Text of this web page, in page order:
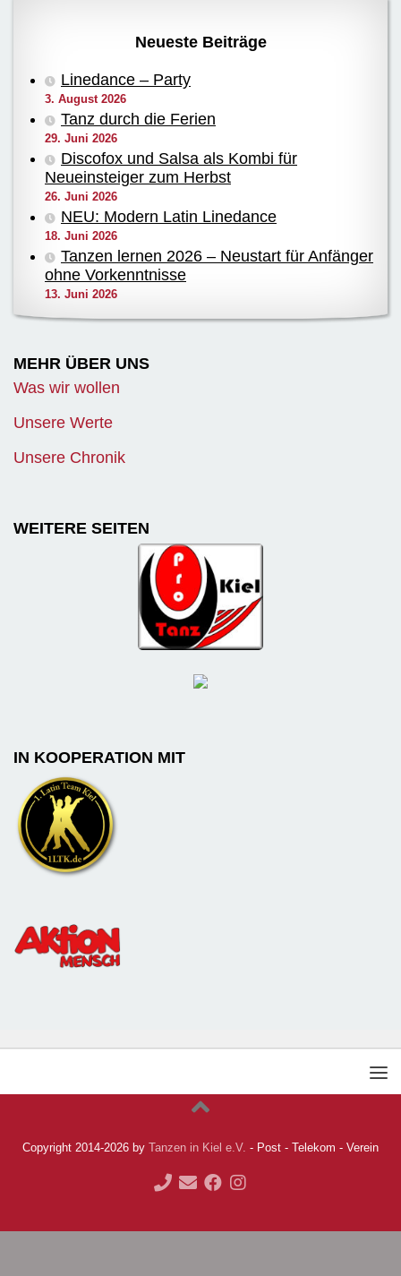
Neueste Beiträge
Linedance – Party
3. August 2026
Tanz durch die Ferien
29. Juni 2026
Discofox und Salsa als Kombi für
Neueinsteiger zum Herbst
26. Juni 2026
NEU: Modern Latin Linedance
18. Juni 2026
Tanzen lernen 2026 – Neustart für Anfänger
ohne Vorkenntnisse
13. Juni 2026
MEHR ÜBER UNS
Was wir wollen
Unsere Werte
Unsere Chronik
WEITERE SEITEN
IN KOOPERATION MIT
Copyright 2014-2026 by Tanzen in Kiel e.V. - Post - Telekom - Verein